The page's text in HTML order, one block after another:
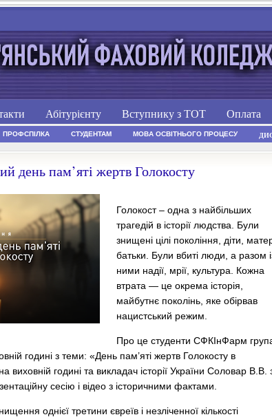
Абітурієнту Вступнику з ТОТ Оплата
ПРОФСПІЛКА СТУДЕНТАМ МОВА ОСВІТНЬОГО ПРОЦЕСУ
день пам’яті жертв Голокосту
Голокост – одна з найбільших
трагедій в історії людства. Були
знищені цілі покоління, діти,
батьки. Були вбиті люди, а разом
ними надії, мрії, культура. Кожна
втрата — це окрема історія,
майбутнє поколінь, яке обірвав
нацистський режим.
Про це студенти СФКІнФарм
годині з теми: «День пам’яті жертв Голокосту в
виховній годині та викладач історії України Соловар В.В.
сесію і відео з історичними фактами.
однієї третини євреїв і незліченної кількості